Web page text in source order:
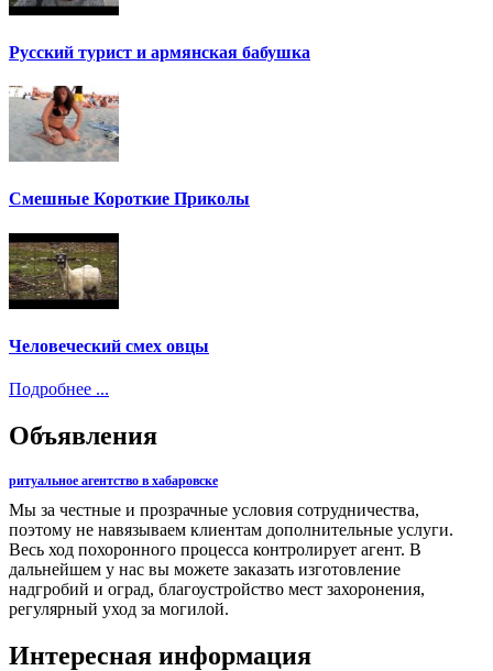
Русский турист и армянская бабушка
Смешные Короткие Приколы
Человеческий смех овцы
Подробнее ...
Объявления
ритуальное агентство в хабаровске
Мы за честные и прозрачные условия сотрудничества,
поэтому не навязываем клиентам дополнительные услуги.
Весь ход похоронного процесса контролирует агент. В
дальнейшем у нас вы можете заказать изготовление
надгробий и оград, благоустройство мест захоронения,
регулярный уход за могилой.
Интересная информация